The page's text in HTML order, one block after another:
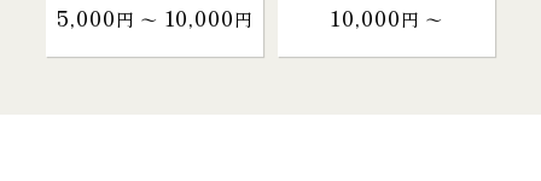
5,000円 〜 10,000円 10,000円 〜